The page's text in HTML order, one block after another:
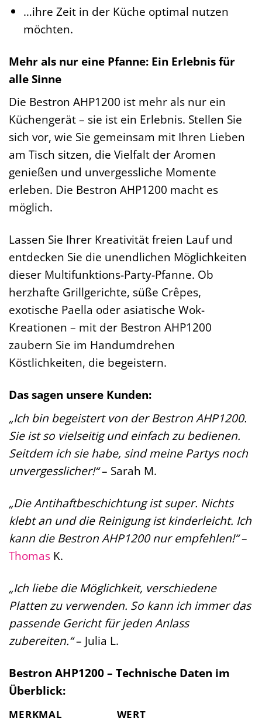
…ihre Zeit in der Küche optimal nutzen
möchten.
Mehr als nur eine Pfanne: Ein Erlebnis für
alle Sinne
Die Bestron AHP1200 ist mehr als nur ein
Küchengerät – sie ist ein Erlebnis. Stellen Sie
sich vor, wie Sie gemeinsam mit Ihren Lieben
am Tisch sitzen, die Vielfalt der Aromen
genießen und unvergessliche Momente
erleben. Die Bestron AHP1200 macht es
möglich.
Lassen Sie Ihrer Kreativität freien Lauf und
entdecken Sie die unendlichen Möglichkeiten
dieser Multifunktions-Party-Pfanne. Ob
herzhafte Grillgerichte, süße Crêpes,
exotische Paella oder asiatische Wok-
Kreationen – mit der Bestron AHP1200
zaubern Sie im Handumdrehen
Köstlichkeiten, die begeistern.
Das sagen unsere Kunden:
„Ich bin begeistert von der Bestron AHP1200.
Sie ist so vielseitig und einfach zu bedienen.
Seitdem ich sie habe, sind meine Partys noch
unvergesslicher!“– Sarah M.
„Die Antihaftbeschichtung ist super. Nichts
klebt an und die Reinigung ist kinderleicht. Ich
kann die Bestron AHP1200 nur empfehlen!“–
Thomas K.
„Ich liebe die Möglichkeit, verschiedene
Platten zu verwenden. So kann ich immer das
passende Gericht für jeden Anlass
zubereiten.“– Julia L.
Bestron AHP1200 – Technische Daten im
Überblick:
MERKMAL WERT